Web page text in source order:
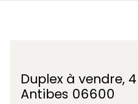
Duplex à vendre,
Antibes 06600